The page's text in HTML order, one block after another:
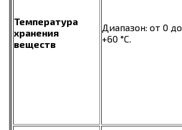
Температура
хранения
веществ
Диапазон: от 0 до
+60 °C.